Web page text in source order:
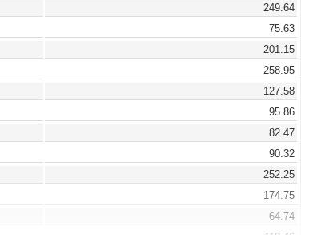
249.64
75.63
201.15
258.95
127.58
95.86
82.47
90.32
252.25
174.75
64.74